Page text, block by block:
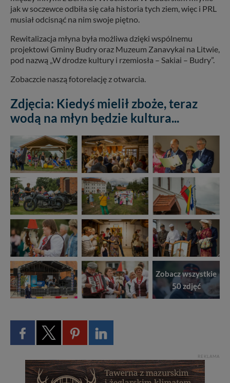
jak w soczewce odbiła się cała historia tych ziem, więc i PRL
musiał odcisnąć na nim swoje piętno.
Rewitalizacja młyna była możliwa dzięki wspólnemu
projektowi Gminy Budry oraz Muzeum Zanavykai na Litwie,
pod nazwą „W drodze kultury i rzemiosła – Sakiai – Budry”.
Zobaczcie naszą fotorelację z otwarcia.
Zdjęcia: Kiedyś mielił zboże, teraz
wodą na młyn będzie kultura...
Zobacz wszystkie
50 zdjęć
REKLAMA